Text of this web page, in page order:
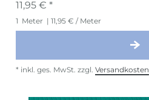
11,95 € *
1 Meter | 11,95 € / Meter
* inkl. ges. MwSt. zzgl. Versandkosten